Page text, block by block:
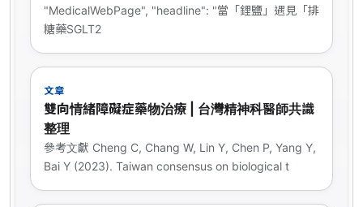
"MedicalWebPage", "headline": "當「鋰鹽」遇見「排
糖藥SGLT2
文章
雙向情緒障礙症藥物治療 | 台灣精神科醫師共識
整理
參考文獻 Cheng C, Chang W, Lin Y, Chen P, Yang Y,
Bai Y (2023). Taiwan consensus on biological t